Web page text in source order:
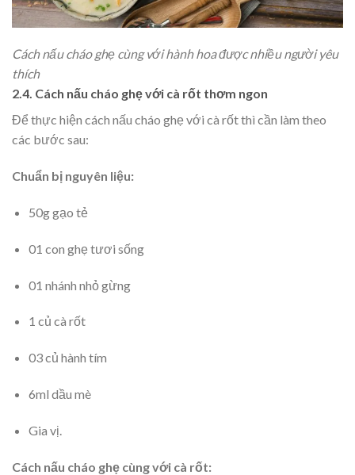
Cách nấu cháo ghẹ cùng với hành hoa được nhiều người yêu
thích
2.4. Cách nấu cháo ghẹ với cà rốt thơm ngon
Để thực hiện cách nấu cháo ghẹ với cà rốt thì cần làm theo
các bước sau:
Chuẩn bị nguyên liệu:
50g gạo tẻ
01 con ghẹ tươi sống
01 nhánh nhỏ gừng
1 củ cà rốt
03 củ hành tím
6ml dầu mè
Gia vị.
Cách nấu cháo ghẹ cùng với cà rốt: